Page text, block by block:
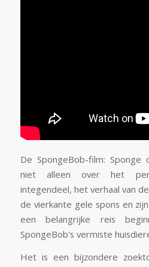
De SpongeBob-film:
niet alleen over het
integendeel, het verhaal van
de vierkante gele spons en
een belangrijke reis
SpongeBob's vermiste
Het is een bijzondere